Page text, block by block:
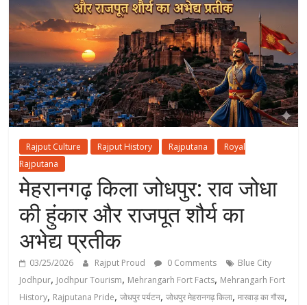
Rajput Culture Rajput History Rajputana
Royal
Rajputana
मेहरानगढ़ किला जोधपुर: राव जोधा
की हुंकार और राजपूत शौर्य का
अभेद्य प्रतीक
03/25/2026 Rajput Proud 0 Comments
Blue City
Jodhpur, Jodhpur Tourism, Mehrangarh Fort Facts, Mehrangarh Fort
History, Rajputana Pride,जोधपुर पर्यटन,जोधपुर मेहरानगढ़ किला,मारवाड़ का गौरव,